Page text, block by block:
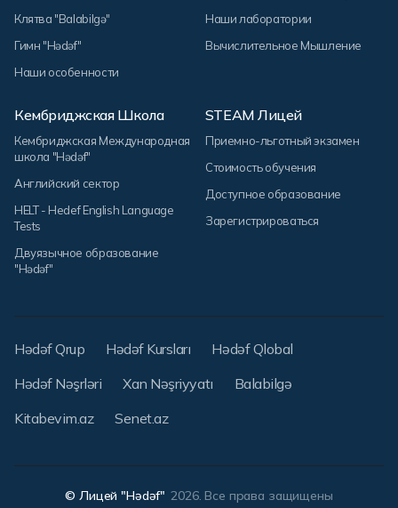
Клятва "Balabilgə"
Гимн "Hədəf"
Наши особенности
Наши лаборатории
Вычислительное Мышление
Кембриджская Школа
Кембриджская Международная
школа "Hədəf"
Английский сектор
HELT - Hedef English Language
Tests
Двуязычное образование
"Hədəf"
STEAM Лицей
Приемно-льготный экзамен
Стоимость обучения
Доступное образование
Зарегистрироваться
Hədəf Qrup Hədəf Kursları
Hədəf Qlobal
Hədəf Nəşrləri
Xan Nəşriyyatı
Balabilgə
Kitabevim.az
Senet.az
© Лицей "Hədəf" 2026. Все права защищены